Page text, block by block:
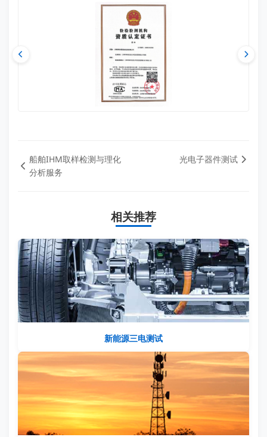
船舶IHM取样检测与理化
分析服务
光电子器件测试
相关推荐
新能源三电测试